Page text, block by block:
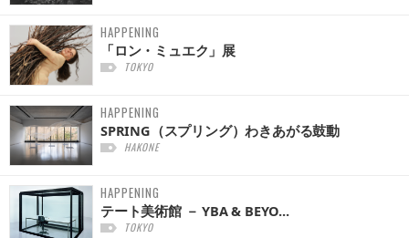
HAPPENING
「ロン・ミュエク」展
TOKYO
HAPPENING
SPRING（スプリング）わきあがる鼓動
HAKONE
HAPPENING
テート美術館 － YBA & BEYO...
TOKYO